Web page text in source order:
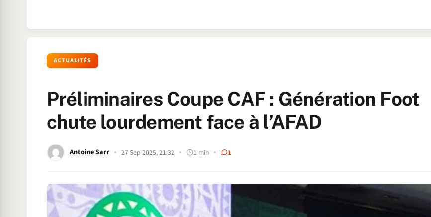
ACTUALITÉS
Préliminaires Coupe CAF : Génération Foot
chute lourdement face à l’AFAD
Antoine Sarr 27 Sep 2025, 21:32 1 min 1